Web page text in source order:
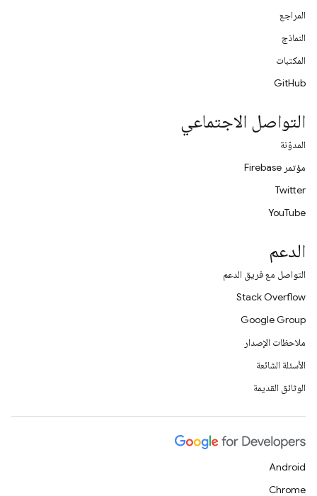
المراجع
النماذج
المكتبات
GitHub
التواصل الاجتماعي
المدوّنة
مؤتمر Firebase
Twitter
YouTube
الدعم
التواصل مع فريق الدعم
Stack Overflow
Google Group
ملاحظات الإصدار
الأسئلة الشائعة
الوثائق القديمة
Android
Chrome